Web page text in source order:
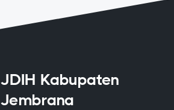
JDIH Kabupaten
Jembrana